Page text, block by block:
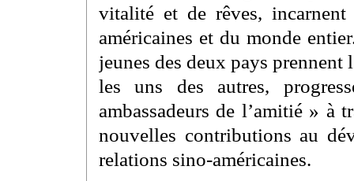
vitalité et de rêves,
américaines et du monde
jeunes des deux pays
les uns des autres,
ambassadeurs de l’amitié » à
nouvelles contributions au
relations sino-américaines.